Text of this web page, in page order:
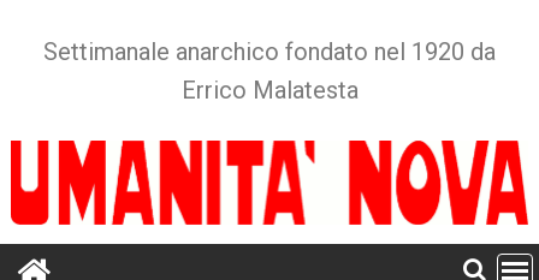
Settimanale anarchico fondato nel 1920 da
Errico Malatesta